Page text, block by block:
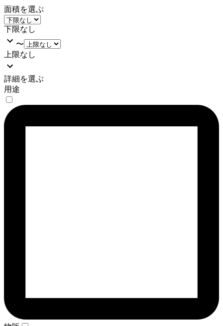
面積を選ぶ
下限なし
〜
上限なし
詳細を選ぶ
用途